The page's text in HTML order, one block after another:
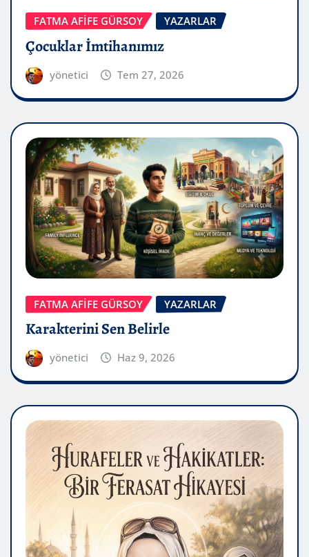
FATMA AFİFE GÜRSOY YAZARLAR
Çocuklar İmtihanımız
yönetici Tem 27, 2026
FATMA AFİFE GÜRSOY YAZARLAR
Karakterini Sen Belirle
yönetici Haz 9, 2026